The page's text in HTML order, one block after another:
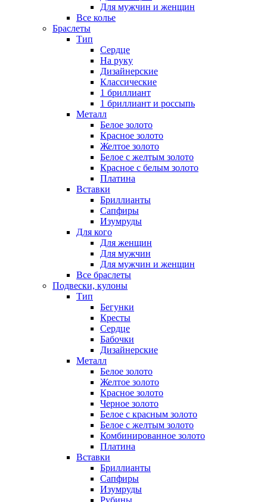
Для мужчин и женщин
Все колье
Браслеты
Тип
Сердце
На руку
Дизайнерские
Классические
1 бриллиант
1 бриллиант и россыпь
Металл
Белое золото
Красное золото
Желтое золото
Белое с желтым золото
Красное с белым золото
Платина
Вставки
Бриллианты
Сапфиры
Изумруды
Для кого
Для женщин
Для мужчин
Для мужчин и женщин
Все браслеты
Подвески, кулоны
Тип
Бегунки
Кресты
Сердце
Бабочки
Дизайнерские
Металл
Белое золото
Желтое золото
Красное золото
Черное золото
Белое с красным золото
Белое с желтым золото
Комбинированное золото
Платина
Вставки
Бриллианты
Сапфиры
Изумруды
Рубины